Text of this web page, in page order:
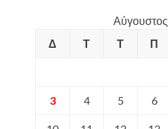
Δ
Τ Τ Π
3 4 5 6